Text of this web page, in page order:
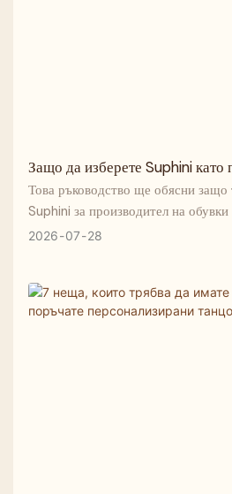
Защо да изберете Suphini като
обувки за танци?
Това ръководство ще обясни защо
Suphini за производител на
се представя той в ключови детайли.
2026 07 28